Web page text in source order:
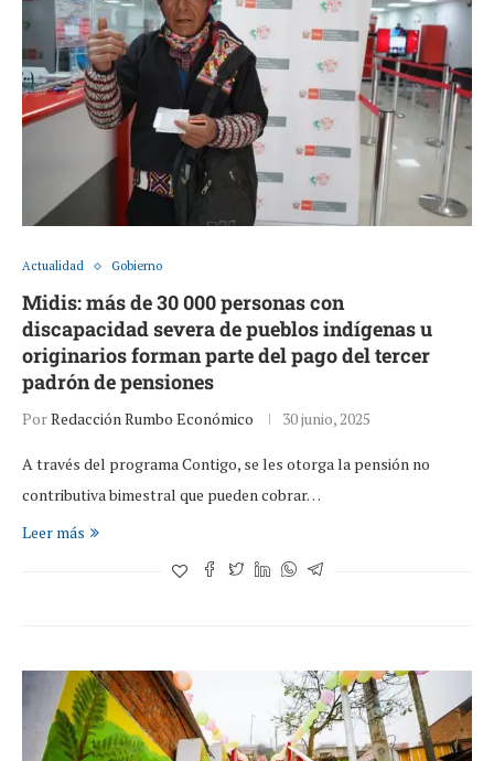
Actualidad Gobierno
Midis: más de 30 000 personas con
discapacidad severa de pueblos indígenas u
originarios forman parte del pago del tercer
padrón de pensiones
PorRedacción Rumbo Económico 30 junio, 2025
A través del programa Contigo, se les otorga la pensión no
contributiva bimestral que pueden cobrar…
Leer más